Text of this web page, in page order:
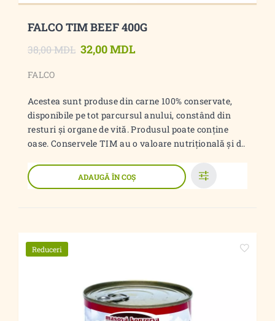
FALCO TIM BEEF 400G
38,00 MDL 32,00 MDL
FALCO
Acestea sunt produse din carne 100% conservate,
disponibile pe tot parcursul anului, constând din
resturi și organe de vită. Produsul poate conține
oase. Conservele TIM au o valoare nutrițională și d..
ADAUGĂ ÎN COŞ
Reduceri